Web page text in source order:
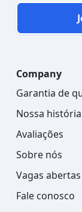
Company
Garantia de
Nossa história
Avaliações
Sobre nós
Vagas abertas
Fale conosco